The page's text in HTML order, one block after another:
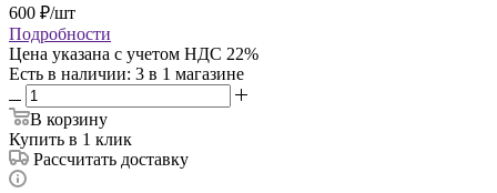
600 ₽/шт
Подробности
Цена указана с учетом НДС 22%
Есть в наличии: 3 в 1 магазине
В корзину
Купить в 1 клик
Рассчитать доставку